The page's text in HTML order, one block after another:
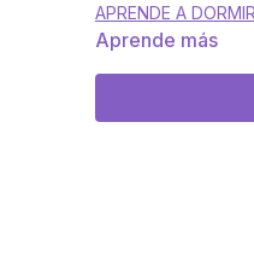
APRENDE A
Método:
💫 CLASE
Aprende más